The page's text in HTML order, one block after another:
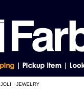
JOLI JEWELRY